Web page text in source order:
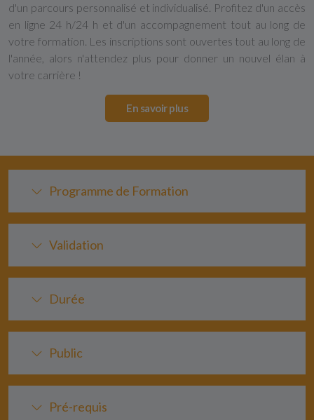
d'un parcours personnalisé et individualisé. Profitez d'un accès
en ligne 24 h/24 h et d'un accompagnement tout au long de
votre formation. Les inscriptions sont ouvertes tout au long de
l'année, alors n'attendez plus pour donner un nouvel élan à
votre carrière !
En savoir plus
Programme de Formation
Validation
Durée
Public
Pré-requis